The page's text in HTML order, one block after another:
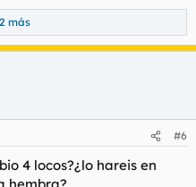
más
#6
4 locos?¿lo hareis en